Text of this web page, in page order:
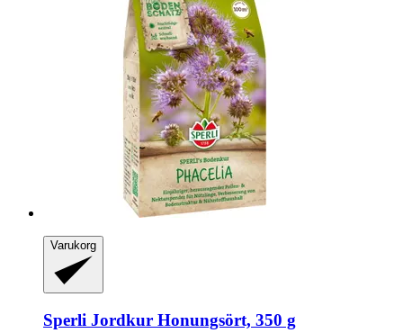
Varukorg
Sperli Jordkur Honungsört, 350 g